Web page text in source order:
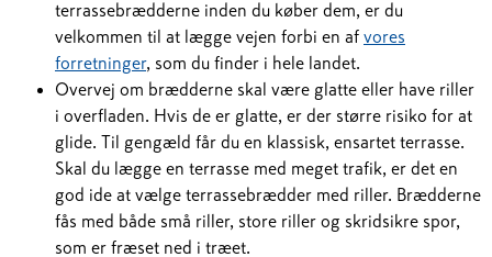
terrassebrædderne inden du køber dem, er du
velkommen til at lægge vejen forbi en af vores
forretninger, som du finder i hele landet.
Overvej om brædderne skal være glatte eller have riller
i overfladen. Hvis de er glatte, er der større risiko for at
glide. Til gengæld får du en klassisk, ensartet terrasse.
Skal du lægge en terrasse med meget trafik, er det en
god ide at vælge terrassebrædder med riller. Brædderne
fås med både små riller, store riller og skridsikre spor,
som er fræset ned i træet.